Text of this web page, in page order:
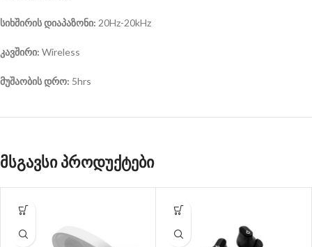
სიხშირისდიაპაზონი: 20Hz-20kHz
კავშირი: Wireless
მუშაობის დრო: 5hrs
მსგავსი პროდუქტები